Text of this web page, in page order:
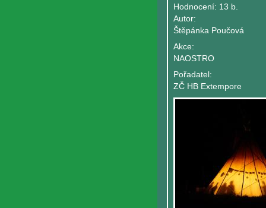
Hodnocení: 13 b.
Autor:
Štěpánka Poučová
Akce:
NAOSTRO
Pořadatel:
ZČ HB Extempore